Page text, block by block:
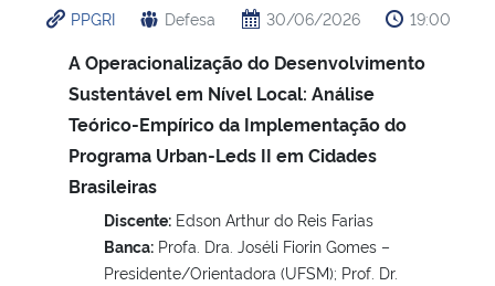
Ministério da Cidadania
Ministério da Saúde
Ministério de Minas e Energia
Ministério da Ciência, Tecnologia, Inovações e Comunicações
Ministério do Meio Ambiente
PPGRI Defesa 30/06/2026 19:00
A Operacionalização do Desenvolvimento
Sustentável em Nível Local: Análise
Teórico-Empírico da Implementação do
Programa Urban-Leds II em Cidades
Brasileiras
Discente: Edson Arthur do Reis Farias
Banca: Profa. Dra. Joséli Fiorin Gomes –
Presidente/Orientadora (UFSM); Prof. Dr.